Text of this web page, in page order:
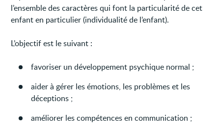
l’ensemble des caractères qui font la particularité de cet
enfant en particulier (individualité de l’enfant).
L’objectif est le suivant :
favoriser un développement psychique normal ;
aider à gérer les émotions, les problèmes et les
déceptions ;
améliorer les compétences en communication ;